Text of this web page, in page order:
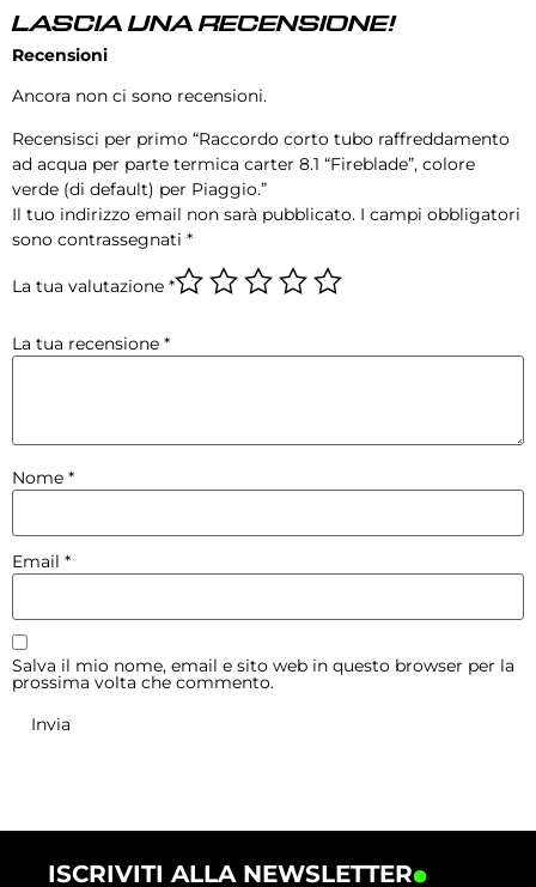
LASCIA UNA RECENSIONE!
Recensioni
Ancora non ci sono recensioni.
Recensisci per primo “Raccordo corto tubo raffreddamento
ad acqua per parte termica carter 8.1 “Fireblade”, colore
verde (di default) per Piaggio.”
Il tuo indirizzo email non sarà pubblicato. I campi obbligatori
sono contrassegnati *
La tua valutazione *
La tua recensione *
Nome *
Email *
Salva il mio nome, email e sito web in questo browser per la
prossima volta che commento.
ISCRIVITI ALLA NEWSLETTER.